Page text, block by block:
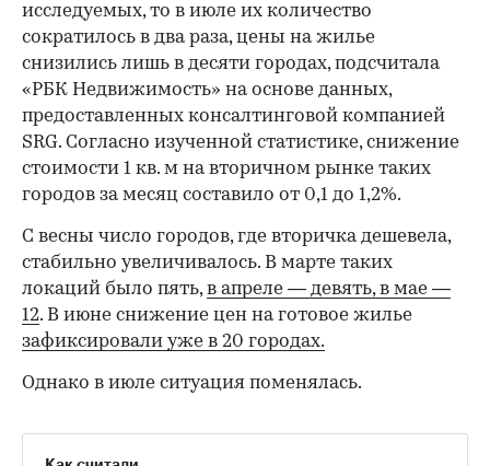
исследуемых, то в июле их количество
сократилось в два раза, цены на жилье
снизились лишь в десяти городах, подсчитала
«РБК Недвижимость» на основе данных,
предоставленных консалтинговой компанией
SRG. Согласно изученной статистике, снижение
стоимости 1 кв. м на вторичном рынке таких
городов за месяц составило от 0,1 до 1,2%.
С весны число городов, где вторичка дешевела,
стабильно увеличивалось. В марте таких
локаций было пять,в апреле — девять,в мае —
12. В июне снижение цен на готовое жилье
зафиксировали уже в 20 городах.
Однако в июле ситуация поменялась.